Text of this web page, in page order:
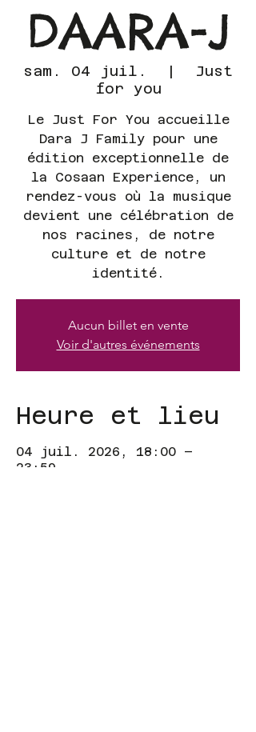
DAARA-J
sam. 04 juil.
  |
Just
for you
Le Just For You accueille
Dara J Family pour une
édition exceptionnelle de
la Cosaan Experience, un
rendez-vous où la musique
devient une célébration de
nos racines, de notre
culture et de notre
identité.
Aucun billet en vente
Voir d'autres événements
Heure et lieu
04 juil. 2026, 18:00 –
23:59